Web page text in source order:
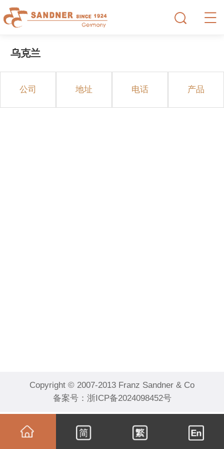
乌克兰
公司 地址 电话 产品
Copyright © 2007-2013 Franz Sandner & Co
备案号： 浙ICP备2024098452号